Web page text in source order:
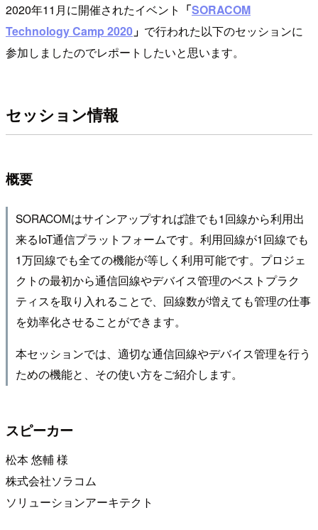
2020年11月に開催されたイベント 「SORACOM
Technology Camp 2020 」 で行われた以下のセッションに
参加しましたのでレポートしたいと思います。
セッション情報
概要
SORACOMはサインアップすれば誰でも1回線から利用出
来るIoT通信プラットフォームです。利用回線が1回線でも
1万回線でも全ての機能が等しく利用可能です。プロジェ
クトの最初から通信回線やデバイス管理のベストプラク
ティスを取り入れることで、回線数が増えても管理の仕事
を効率化させることができます。
本セッションでは、適切な通信回線やデバイス管理を行う
ための機能と、その使い方をご紹介します。
スピーカー
松本 悠輔 様
株式会社ソラコム
ソリューションアーキテクト